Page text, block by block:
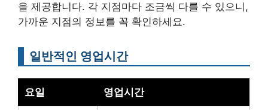
을 제공합니다. 각 지점마다 조금씩 다를 수 있으니,
가까운 지점의 정보를 꼭 확인하세요.
일반적인 영업시간
요일 영업시간